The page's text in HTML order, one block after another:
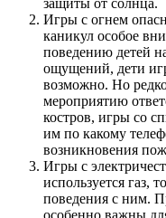
Игры с огнем
каникул особое
поведению детей
ощущений, дети
возможно. Но
мероприятию
костров, игры со
им по какому
возникновения
Игры с
используется газ,
поведения с ним.
особенно важны